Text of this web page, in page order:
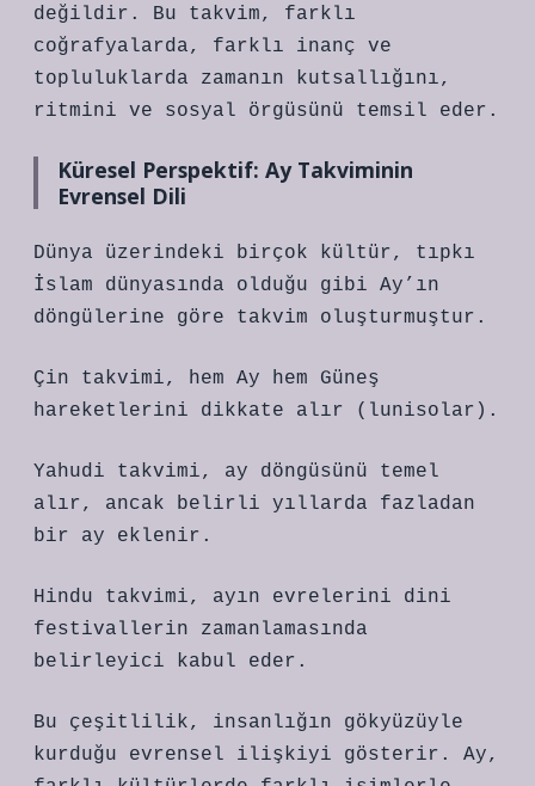
değildir. Bu takvim, farklı
coğrafyalarda, farklı inanç ve
topluluklarda zamanın kutsallığını,
ritmini ve sosyal örgüsünü temsil eder.
Küresel Perspektif: Ay Takviminin
Evrensel Dili
Dünya üzerindeki birçok kültür, tıpkı
İslam dünyasında olduğu gibi Ay’ın
döngülerine göre takvim oluşturmuştur.
Çin takvimi, hem Ay hem Güneş
hareketlerini dikkate alır (lunisolar).
Yahudi takvimi, ay döngüsünü temel
alır, ancak belirli yıllarda fazladan
bir ay eklenir.
Hindu takvimi, ayın evrelerini dini
festivallerin zamanlamasında
belirleyici kabul eder.
Bu çeşitlilik, insanlığın gökyüzüyle
kurduğu evrensel ilişkiyi gösterir. Ay,